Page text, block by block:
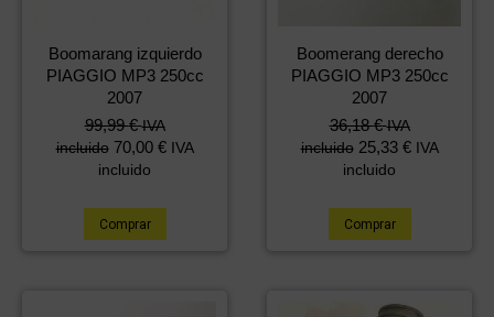
Boomarang izquierdo
PIAGGIO MP3 250cc
2007
99,99€ IVA
incluido 70,00 € IVA
incluido
Comprar
Boomerang derecho
PIAGGIO MP3 250cc
2007
36,18€ IVA
incluido 25,33 € IVA
incluido
Comprar